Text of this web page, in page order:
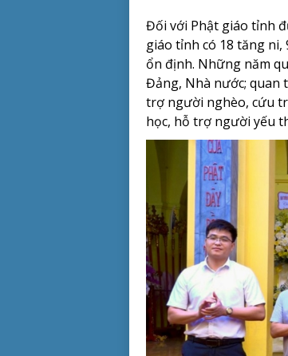
Đối với Phật giáo tỉnh
giáo tỉnh có 18 tăng
ổn định. Những năm
Đảng, Nhà nước; quan
trợ người nghèo, cứu
học, hỗ trợ người yếu